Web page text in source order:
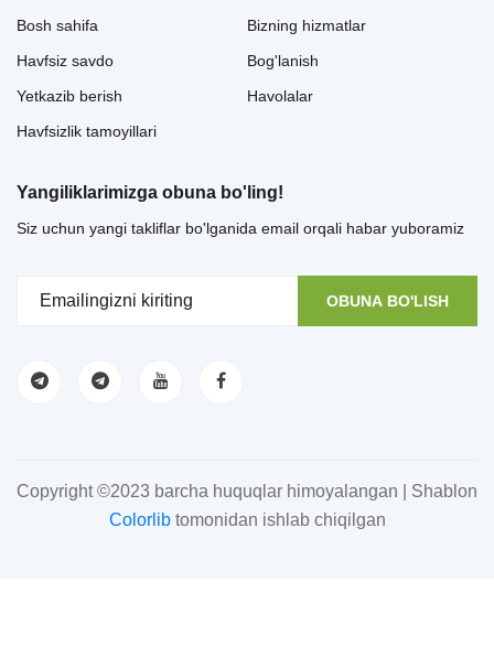
Bosh sahifa
Havfsiz savdo
Yetkazib berish
Havfsizlik tamoyillari
Bizning hizmatlar
Bog'lanish
Havolalar
Yangiliklarimizga obuna bo'ling!
Siz uchun yangi takliflar bo'lganida email orqali habar yuboramiz
OBUNA BO'LISH
Copyright ©2023 barcha huquqlar himoyalangan | Shablon
Colorlibtomonidan ishlab chiqilgan